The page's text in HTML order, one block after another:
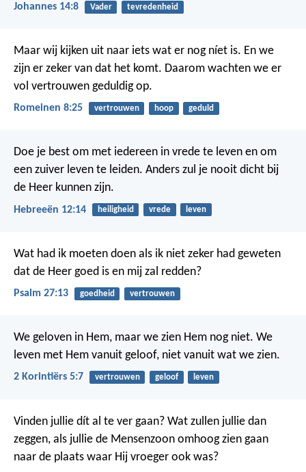
Johannes 14:8 Vader tevredenheid
Maar wij kijken uit naar iets wat er nog níet is. En we
zijn er zeker van dat het komt. Daarom wachten we er
vol vertrouwen geduldig op.
Romeinen 8:25 vertrouwen hoop geduld
Doe je best om met iedereen in vrede te leven en om
een zuiver leven te leiden. Anders zul je nooit dicht bij
de Heer kunnen zijn.
Hebreeën 12:14 heiligheid vrede leven
Wat had ik moeten doen als ik niet zeker had geweten
dat de Heer goed is en mij zal redden?
Psalm 27:13 goedheid vertrouwen
We geloven in Hem, maar we zien Hem nog niet. We
leven met Hem vanuit geloof, niet vanuit wat we zien.
2 Korintiërs 5:7 vertrouwen geloof leven
Vinden jullie dít al te ver gaan? Wat zullen jullie dan
zeggen, als jullie de Mensenzoon omhoog zien gaan
naar de plaats waar Hij vroeger ook was?